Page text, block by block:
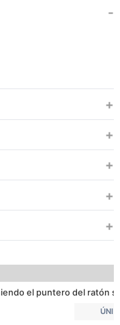
ÚNICA
el puntero del ratón